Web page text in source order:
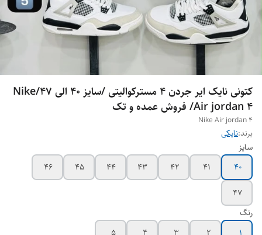
کتونی نایک ایر جردن 4 مسترکوالیتی /سایز 40 الی 47/Nike
Air jordan 4/ فروش عمده و تک
Nike Air jordan 4
برند:نایکی
سایز
40
41
42
43
44
45
46
47
رنگ